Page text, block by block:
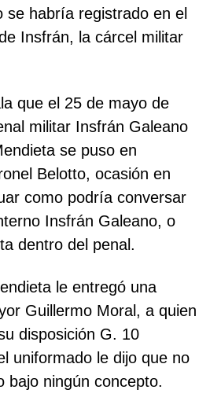
se habría registrado en el
Insfrán, la cárcel militar
que el 25 de mayo de
militar Insfrán Galeano
se puso en
Belotto, ocasión en
como podría conversar
Insfrán Galeano, o
dentro del penal.
le entregó una
Guillermo Moral, a quien
disposición G. 10
uniformado le dijo que no
bajo ningún concepto.